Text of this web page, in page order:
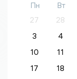
Пн Вт
27
28
3
4
10
11
17
18